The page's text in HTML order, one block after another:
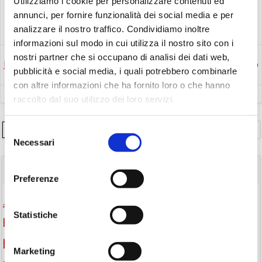
annunci, per fornire funzionalità dei social media e per
analizzare il nostro traffico. Condividiamo inoltre
informazioni sul modo in cui utilizza il nostro sito con i
nostri partner che si occupano di analisi dei dati web,
pubblicità e social media, i quali potrebbero combinarle
con altre informazioni che ha fornito loro o che hanno
raccolto dal suo utilizzo dei loro servizi.
delNecessari
Preferenze
Statistiche
Marketing
Eventi Laboratorio
Post
navigation
Precedente
Post
navigation
Successivo
attività per bambini Attività per ragazzi
biblioteca biblioteca di Monselice
biblioteca Monselice Biblioteca San Biagio